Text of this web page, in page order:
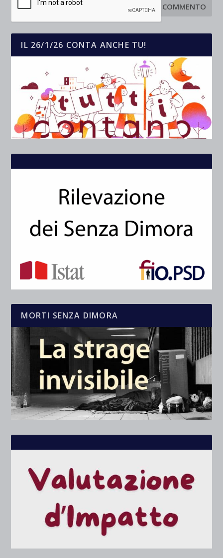
IL 26/1/26 CONTA ANCHE TU!
MORTI SENZA DIMORA